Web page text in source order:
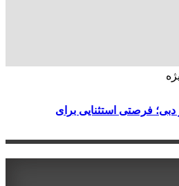
فرصتی استثنایی برای